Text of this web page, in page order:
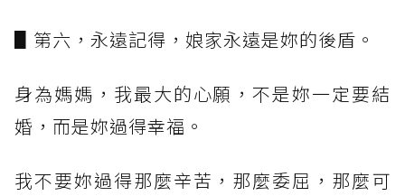
▋第六，永遠記得，娘家永遠是妳的後盾。
身為媽媽，我最大的心願，不是妳一定要結
婚，而是妳過得幸福。
我不要妳過得那麼辛苦，那麼委屈，那麼可